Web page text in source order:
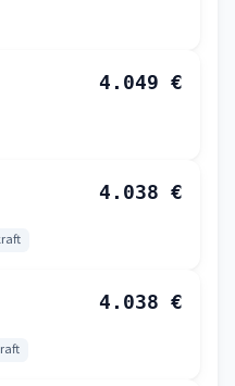
4.049 €
4.038 €
4.038 €